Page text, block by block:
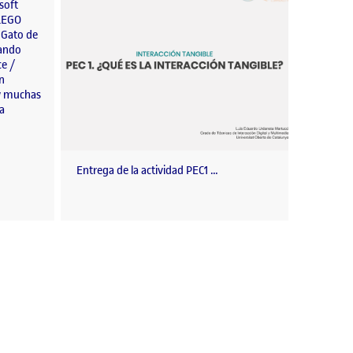
de
/
muchas
Entrega de la actividad PEC1 …